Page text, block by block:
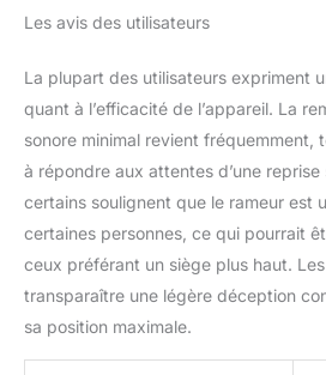
est
qui
rameur
son rail
unique,
super
lors des
Les avis des utilisateurs
La plupart des utilisateurs expriment
quant à l’efficacité de l’appareil. La
sonore minimal revient fréquemment,
à répondre aux attentes d’une reprise
certains soulignent que le rameur est
certaines personnes, ce qui pourrait
ceux préférant un siège plus haut.
transparaître une légère déception
sa position maximale.